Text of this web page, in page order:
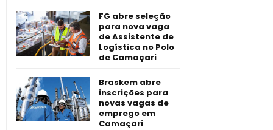
FG abre seleção
para nova vaga
de Assistente de
Logística no Polo
de Camaçari
Braskem abre
inscrições para
novas vagas de
emprego em
Camaçari